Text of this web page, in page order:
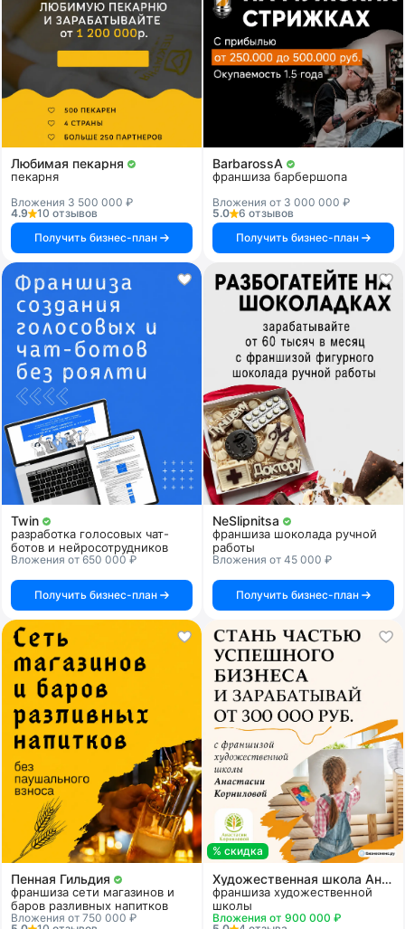
Любимая пекарня
пекарня
Вложения 3 500 000 ₽
4.9
10 отзывов
Получить бизнес-план
BarbarossA
франшиза барбершопа
Вложения от 3 000 000 ₽
5.0
6 отзывов
Получить бизнес-план
Twin
разработка голосовых чат-
ботов и нейросотрудников
Вложения от 650 000 ₽
Получить бизнес-план
NeSlipnitsa
франшиза шоколада ручной
работы
Вложения от 45 000 ₽
Получить бизнес-план
Пенная Гильдия
франшиза сети магазинов и
баров разливных напитков
Вложения от 750 000 ₽
% скидка
Художественная школа Анастасии Корниловой
франшиза художественной
школы
Вложения от 900 000 ₽